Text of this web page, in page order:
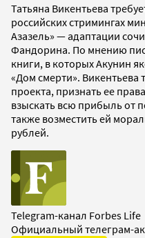
Татьяна Викентьева
российских стримингах
Азазель» — адаптации
Фандорина. По мнению
книги, в которых Акунин
«Дом смерти». Викентьева
проекта, признать ее
взыскать всю прибыль от
также возместить ей
рублей.
Telegram-канал Forbes Life
Официальный телеграм-